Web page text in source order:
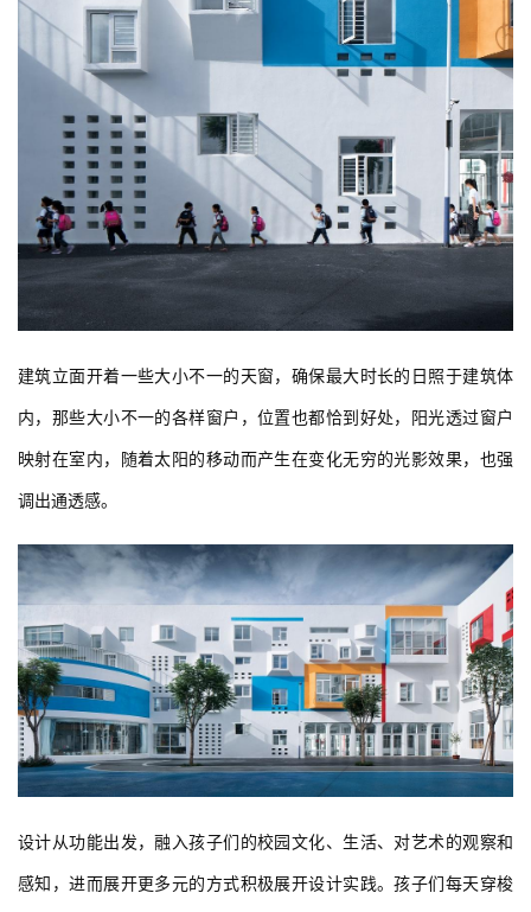
建筑立面开着一些大小不一的天窗，确保最大时长的日照于建筑体
内，那些大小不一的各样窗户，位置也都恰到好处，阳光透过窗户
映射在室内，随着太阳的移动而产生在变化无穷的光影效果，也强
调出通透感。
设计从功能出发，融入孩子们的校园文化、生活、对艺术的观察和
感知，进而展开更多元的方式积极展开设计实践。孩子们每天穿梭